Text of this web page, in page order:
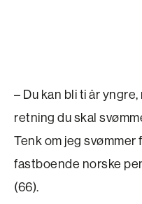
– Du kan bli ti år
retning du skal
Tenk om jeg svømmer
fastboende norske
(66).